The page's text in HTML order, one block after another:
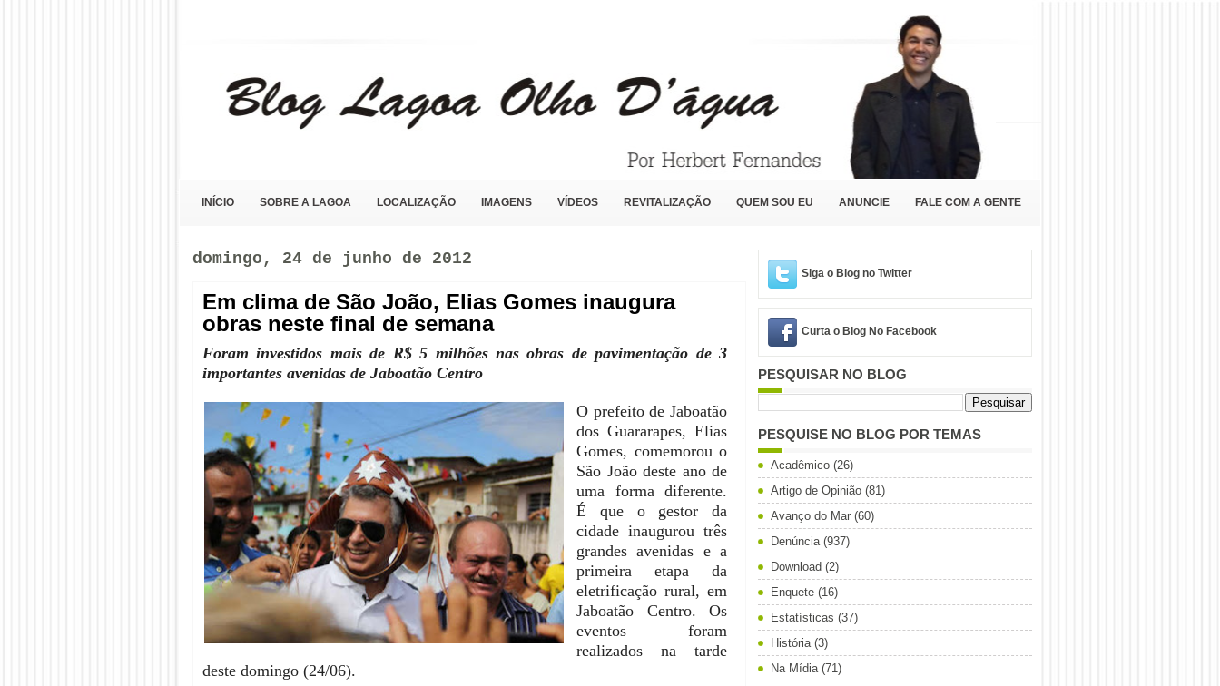
INÍCIO SOBRE A LAGOA LOCALIZAÇÃO IMAGENS VÍDEOS REVITALIZAÇÃO QUEM SOU EU ANUNCIE FALE COM A GENTE
domingo, 24 de junho de 2012
Em clima de São João, Elias Gomes inaugura
obras neste final de semana
Foram investidos mais de R$ 5 milhões nas obras de pavimentação de 3
importantes avenidas de Jaboatão Centro
O prefeito de Jaboatão
dos Guararapes, Elias
Gomes, comemorou o
São João deste ano de
uma forma diferente.
É que o gestor da
cidade inaugurou três
grandes avenidas e a
primeira etapa da
eletrificação rural, em
Jaboatão Centro. Os
eventos foram
realizados na tarde
deste domingo (24/06).
Siga o Blog no Twitter
Curta o Blog No Facebook
PESQUISAR NO BLOG
PESQUISE NO BLOG POR TEMAS
Acadêmico (26)
Artigo de Opinião (81)
Avanço do Mar (60)
Denúncia (937)
Download (2)
Enquete (16)
Estatísticas (37)
História (3)
Na Mídia (71)